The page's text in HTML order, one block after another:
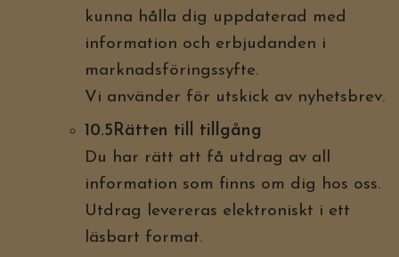
kunna hålla dig uppdaterad med
information och erbjudanden i
marknadsföringssyfte.
Vi använder för utskick av nyhetsbrev.
10.5Rätten till tillgång
Du har rätt att få utdrag av all
information som finns om dig hos oss.
Utdrag levereras elektroniskt i ett
läsbart format.